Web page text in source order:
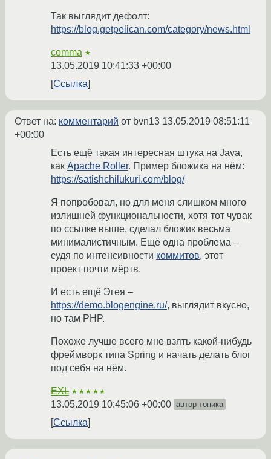
Так выглядит дефолт:
https://blog.getpelican.com/category/news.html
comma ★
13.05.2019 10:41:33 +00:00
Ссылка
Ответ на: комментарий от bvn13 13.05.2019 08:51:11
+00:00
Есть ещё такая интересная штука на Java,
как Apache Roller. Пример бложика на нём:
https://satishchilukuri.com/blog/
Я попробовал, но для меня слишком много
излишней функциональности, хотя тот чувак
по ссылке выше, сделал бложик весьма
минималистичным. Ещё одна проблема –
судя по интенсивности коммитов, этот
проект почти мёртв.
И есть ещё Эгея –
https://demo.blogengine.ru/, выглядит вкусно,
но там PHP.
Похоже лучше всего мне взять какой-нибудь
фреймворк типа Spring и начать делать блог
под себя на нём.
EXL ★★★★★
13.05.2019 10:45:06 +00:00 автор топика
Ссылка